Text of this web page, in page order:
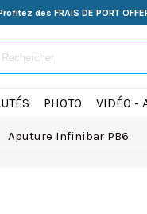
des FRAIS DE PORT
PHOTO VIDÉO -
Aputure Infinibar PB6